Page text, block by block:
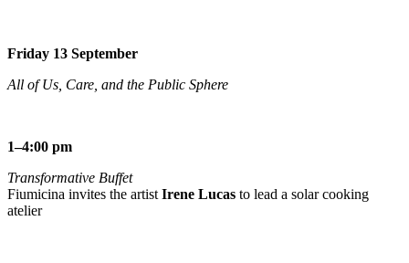
Friday 13 September
All of Us, Care, and the Public Sphere
1–4:00 pm
Transformative Buffet
Fiumicina invites the artist Irene Lucas to lead a solar cooking
atelier